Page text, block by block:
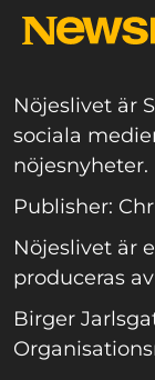
Nöjeslivet är
sociala
nöjesnyheter.
Publisher:
Nöjeslivet är
produceras
Birger